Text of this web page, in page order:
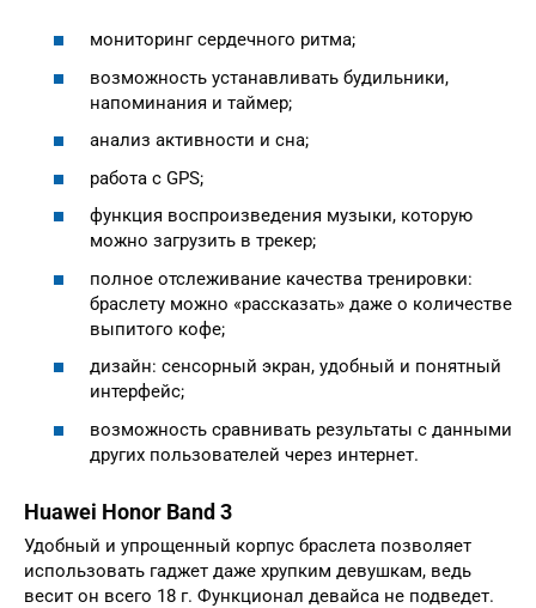
мониторинг сердечного ритма;
возможность устанавливать будильники,
напоминания и таймер;
анализ активности и сна;
работа с GPS;
функция воспроизведения музыки, которую
можно загрузить в трекер;
полное отслеживание качества тренировки:
браслету можно «рассказать» даже о количестве
выпитого кофе;
дизайн: сенсорный экран, удобный и понятный
интерфейс;
возможность сравнивать результаты с данными
других пользователей через интернет.
Huawei Honor Band 3
Удобный и упрощенный корпус браслета позволяет
использовать гаджет даже хрупким девушкам, ведь
весит он всего 18 г. Функционал девайса не подведет.